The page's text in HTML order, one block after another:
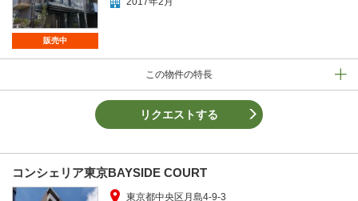
販売中
この物件の特長
リクエストする
コンシェリア東京BAYSIDE COURT
東京都中央区月島4-9-3